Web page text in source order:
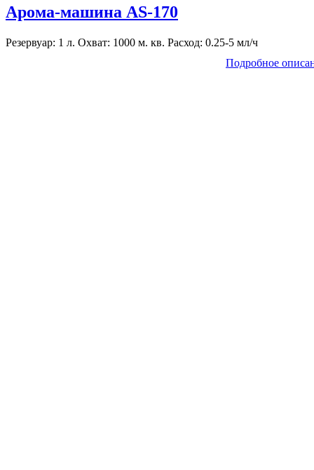
Арома-машина AS-170
Резервуар: 1 л. Охват: 1000 м. кв. Расход: 0.25-5 мл/ч
Подробное